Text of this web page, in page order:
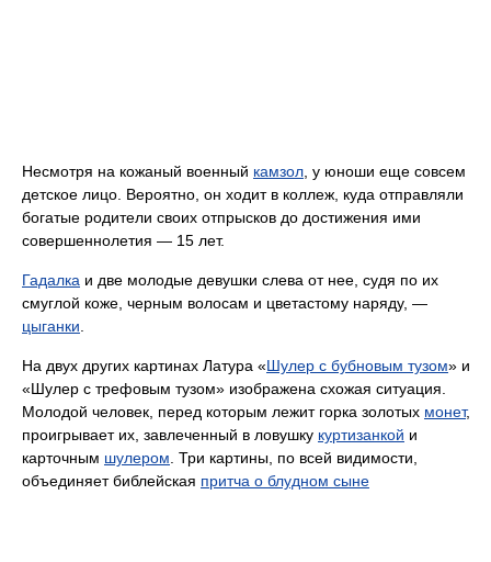
Несмотря на кожаный военный камзол , у юноши еще совсем
детское лицо. Вероятно, он ходит в коллеж, куда отправляли
богатые родители своих отпрысков до достижения ими
совершеннолетия — 15 лет.
Гадалка и две молодые девушки слева от нее, судя по их
смуглой коже, черным волосам и цветастому наряду, —
цыганки
На двух других картинах Латура «Шулер с бубновым тузом» и
«Шулер с трефовым тузом» изображена схожая ситуация.
Молодой человек, перед которым лежит горка золотых монет,
проигрывает их, завлеченный в ловушку куртизанкой и
карточным шулером . Три картины, по всей видимости,
объединяет библейская притча о блудном сыне